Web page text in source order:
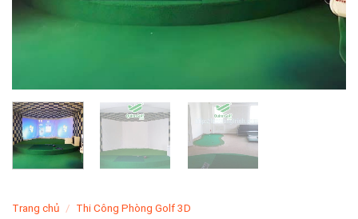
Trang chủ / Thi Công Phòng Golf 3D